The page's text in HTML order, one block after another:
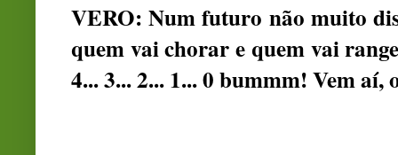
VERO: Num futuro não muito
quem vai chorar e quem vai
4... 3... 2... 1... 0 bummm! Vem